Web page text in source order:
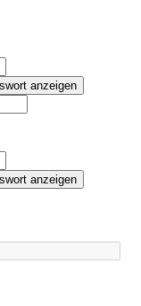
anzeigen
anzeigen